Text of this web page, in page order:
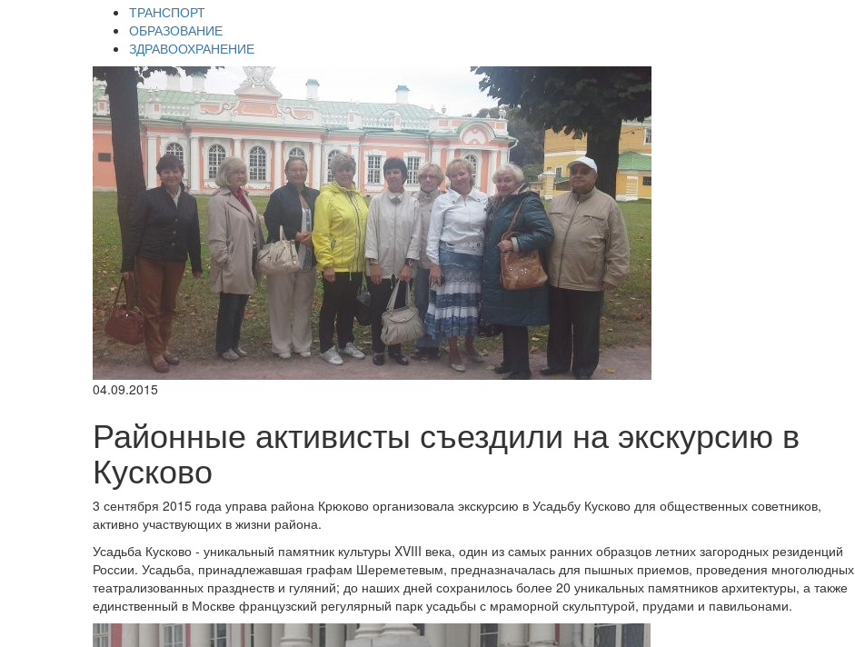
ТРАНСПОРТ
ОБРАЗОВАНИЕ
ЗДРАВООХРАНЕНИЕ
04.09.2015
Районные активисты съездили на экскурсию в
Кусково
3 сентября 2015 года управа района Крюково организовала экскурсию в Усадьбу Кусково для общественных советников,
активно участвующих в жизни района.
Усадьба Кусково - уникальный памятник культуры XVIII века, один из самых ранних образцов летних загородных резиденций
России. Усадьба, принадлежавшая графам Шереметевым, предназначалась для пышных приемов, проведения многолюдных
театрализованных празднеств и гуляний; до наших дней сохранилось более 20 уникальных памятников архитектуры, а также
единственный в Москве французский регулярный парк усадьбы с мраморной скульптурой, прудами и павильонами.